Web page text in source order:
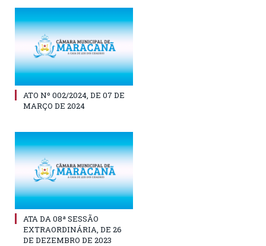
ATO Nº 002/2024, DE 07 DE
MARÇO DE 2024
ATA DA 08ª SESSÃO
EXTRAORDINÁRIA, DE 26
DE DEZEMBRO DE 2023